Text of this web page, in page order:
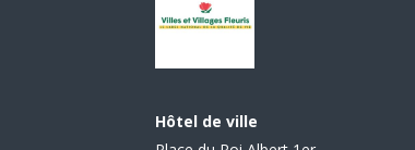
Hôtel de ville